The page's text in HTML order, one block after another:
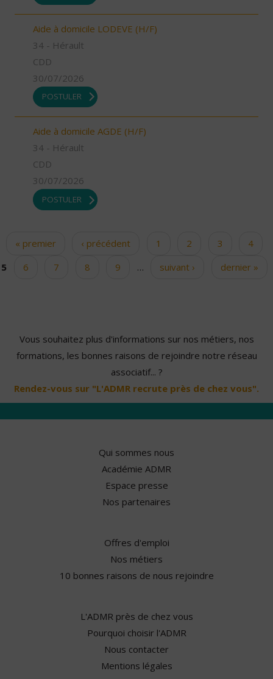
Aide à domicile LODEVE (H/F)
34 - Hérault
CDD
30/07/2026
POSTULER
Aide à domicile AGDE (H/F)
34 - Hérault
CDD
30/07/2026
POSTULER
Pages
« premier ‹ précédent 1 2 3
4
5
6 7 8 9 … suivant › dernier »
Vous souhaitez plus d'informations sur nos métiers, nos
formations, les bonnes raisons de rejoindre notre réseau
associatif... ?
Rendez-vous sur "L'ADMR recrute près de chez vous".
Qui sommes nous
Académie ADMR
Espace presse
Nos partenaires
Offres d'emploi
Nos métiers
10 bonnes raisons de nous rejoindre
L'ADMR près de chez vous
Pourquoi choisir l'ADMR
Nous contacter
Mentions légales